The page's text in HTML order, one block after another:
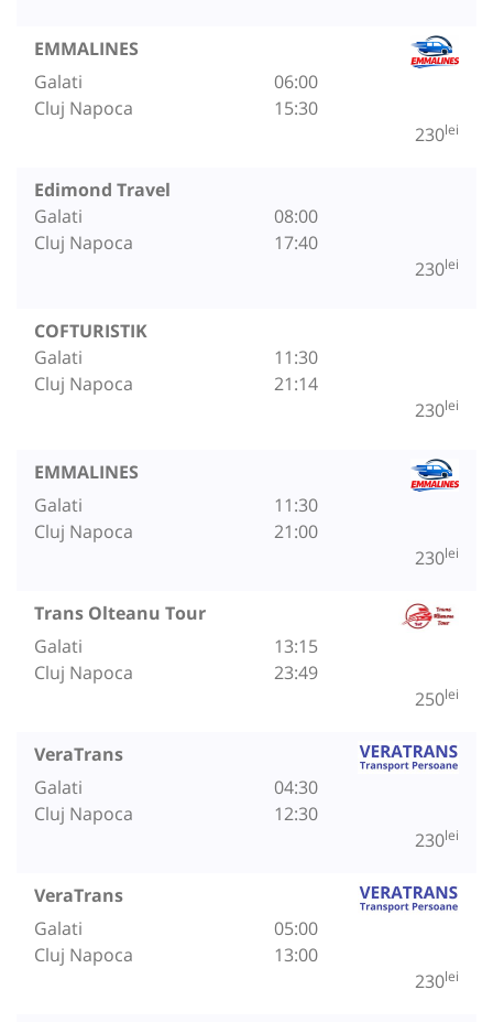
EMMALINES
Galati
Cluj Napoca
06:00
15:30
230lei
Edimond Travel
Galati
Cluj Napoca
08:00
17:40
230lei
COFTURISTIK
Galati
Cluj Napoca
11:30
21:14
230lei
EMMALINES
Galati
Cluj Napoca
11:30
21:00
230lei
Trans Olteanu Tour
Galati
Cluj Napoca
13:15
23:49
250lei
VeraTrans
Galati
Cluj Napoca
04:30
12:30
230lei
VeraTrans
Galati
Cluj Napoca
05:00
13:00
230lei